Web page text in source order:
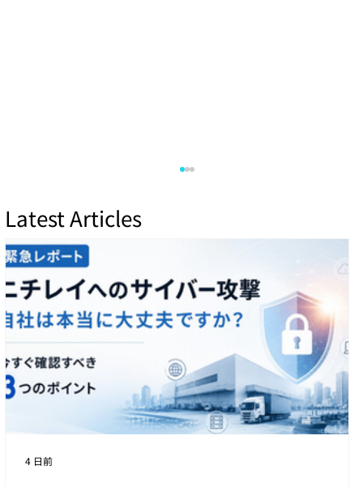
Latest Articles
4 日前
情報セキュリティにおける外部脅威と内
部脅威